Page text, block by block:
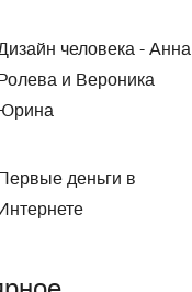
человека - Анна
и Вероника
деньги в